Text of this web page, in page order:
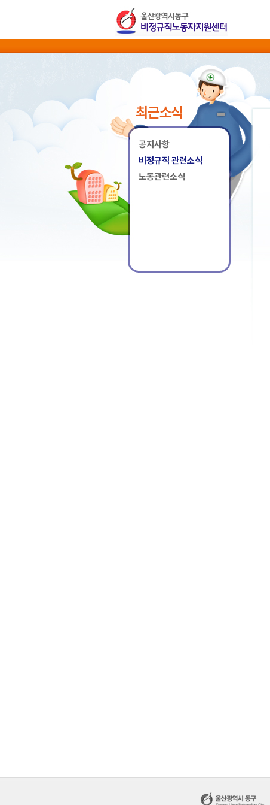
최근소식
공지사항
비정규직 관련소식
노동관련소식